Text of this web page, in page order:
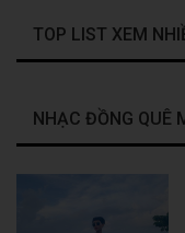
TOP LIST XEM
NHẠC ĐỒNG QUÊ